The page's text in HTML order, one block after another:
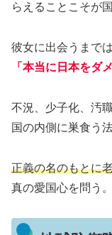
らえることこそが
彼女に出会うまでは
「本当に日本をダ
不況、少子化、汚
国の内側に巣食う
正義の名のもとに
真の愛国心を問う。